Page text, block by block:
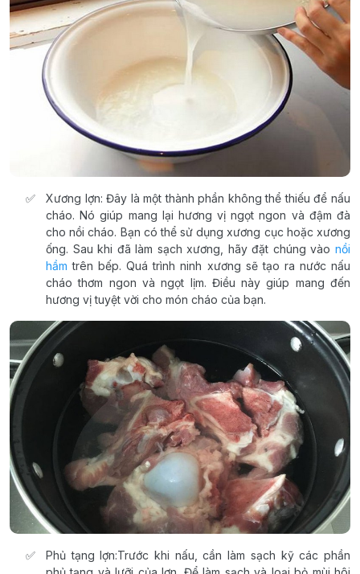
Xương lợn: Đây là một thành phần không thể thiếu để nấu
cháo. Nó giúp mang lại hương vị ngọt ngon và đậm đà
cho nồi cháo. Bạn có thể sử dụng xương cục hoặc xương
ống. Sau khi đã làm sạch xương, hãy đặt chúng vào nồi
hầm trên bếp. Quá trình ninh xương sẽ tạo ra nước nấu
cháo thơm ngon và ngọt lịm. Điều này giúp mang đến
hương vị tuyệt vời cho món cháo của bạn.
Phủ tạng lợn:Trước khi nấu, cần làm sạch kỹ các phần